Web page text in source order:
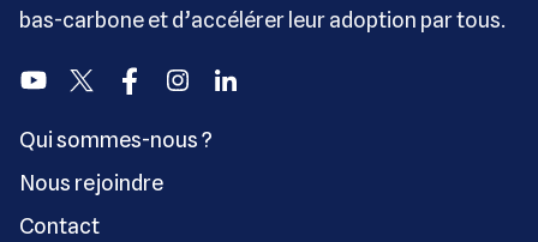
bas-carbone et d’accélérer leur adoption par tous.
YoutubeTwitter FacebookInstagramLinkedin
Qui sommes-nous ?
Nous rejoindre
Contact